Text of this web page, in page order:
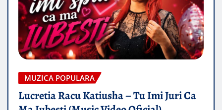
MUZICA POPULARA
Lucretia Racu Katiusha – Tu Imi Juri Ca